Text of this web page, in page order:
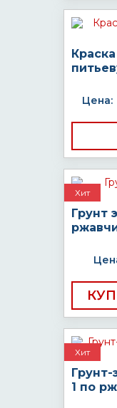
Цена:
Хит
Грунт
Хит
1 по